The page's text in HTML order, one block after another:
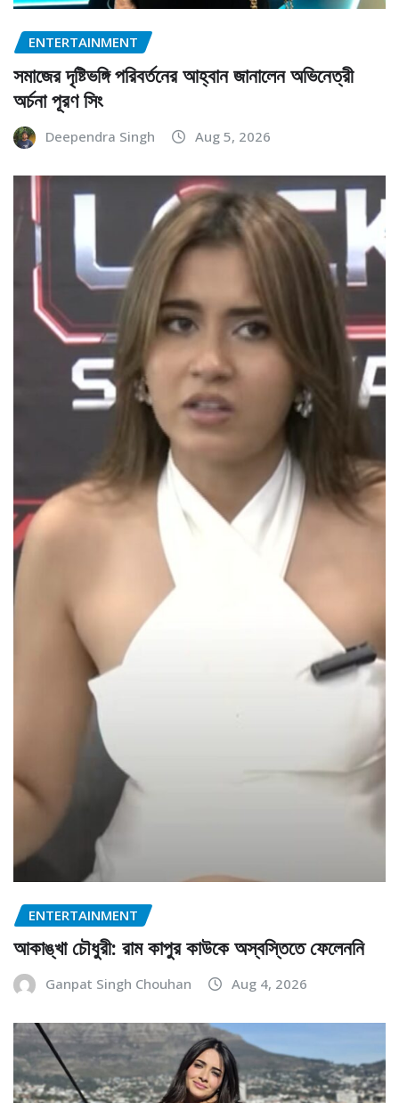
ENTERTAINMENT
সমাজের দৃষ্টিভঙ্গি পরিবর্তনের আহ্বান জানালেন অভিনেত্রী
অর্চনা পূরণ সিং
Deependra Singh Aug 5, 2026
ENTERTAINMENT
আকাঙ্খা চৌধুরী: রাম কাপুর কাউকে অস্বস্তিতে ফেলেননি
Ganpat Singh Chouhan Aug 4, 2026